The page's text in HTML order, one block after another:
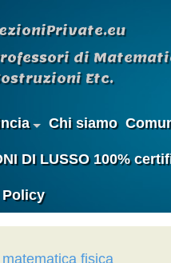
di
Etc.
Chi siamo
DI LUSSO 100%
fisica